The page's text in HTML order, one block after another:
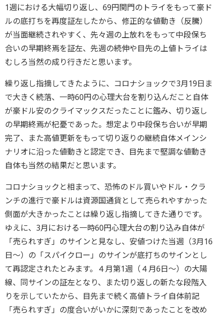
1週における大幅切り返し、69円関門のトライをもって豪ド
ルの底打ちを再度証左したから、修正的な値動き（反騰）
が当面継続されやすく、先々週の上放れをもって中段保ち
合いの早期終焉を証左、先週の続伸や目先の上値トライは
むしろ当然の成り行きだと思います。
繰り返し指摘してきたように、コロナショックで3月19日ま
で大きく続落、一時60円の心理大台を割り込んだこと自体
が豪ドル安のクライマックスだったことに鑑み、切り返し
の早期終焉が杞憂であった。想定より中段保ち合いが早期
完了、また高値更新をもって切り返りの継続自体メインシ
ナリオに沿った値動きと認定でき、目先まで堅調な値動き
自体も当然の結果だと思います。
コロナショックと相まって、恐怖のドル買いやドル・クラ
ンチの進行で豪ドルは資源国通貨として売られやすかった
側面が大きかったことは繰り返し指摘してきた通りです。
ゆえに、3月における一時60円心理大台の割り込み自体が
「売られすぎ」のサインと見なし、安値つけた当週（3月16
日～）の「スパイクロー」のサインが底打ちのサインとし
て再認定されたとみます。４月第1週（４月6日～）の大陽
線、同サインの証左となり、また切り返しの新たな段階入
りを示していたから、目先まで続く高値トライ自体前記
「売られすぎ」の度合いがいかに深刻であったことを改め